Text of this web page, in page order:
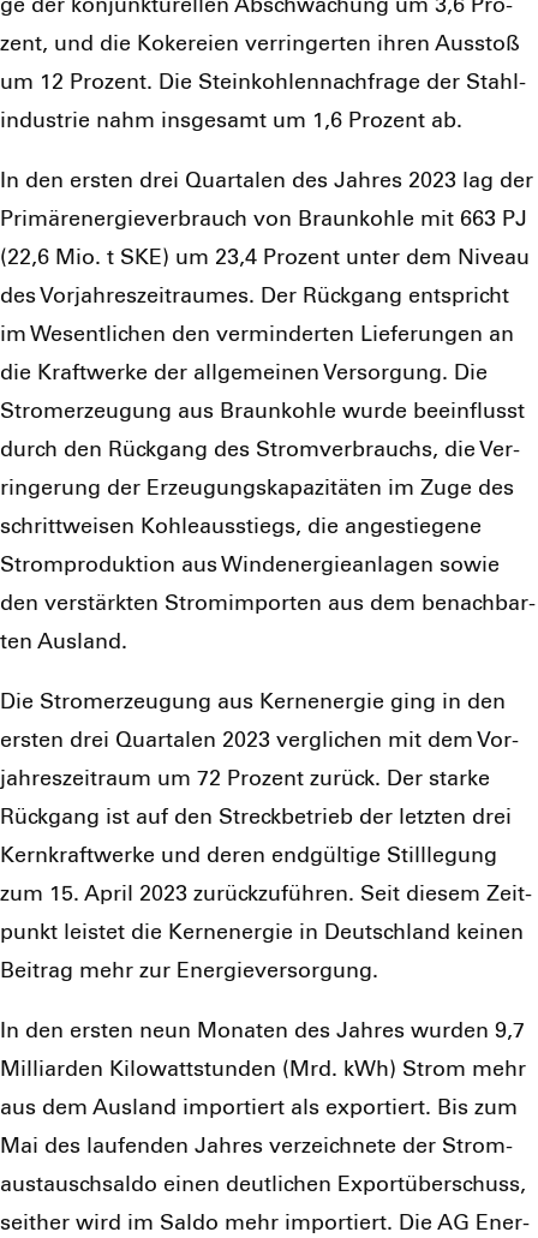
ge der kon­junk­tu­rel­len Abschwä­chung um 3,6 Pro­
zent, und die Koke­rei­en ver­rin­ger­ten ihren Aus­stoß
um 12 Pro­zent. Die Stein­koh­len­nach­fra­ge der Stahl­
in­dus­trie nahm ins­ge­samt um 1,6 Pro­zent ab.
In den ers­ten drei Quar­ta­len des Jah­res 2023 lag der
Pri­mär­ener­gie­ver­brauch von Braun­koh­le mit 663 PJ
(22,6 Mio. t SKE) um 23,4 Pro­zent unter dem Niveau
des Vor­jah­res­zeit­rau­mes. Der Rück­gang ent­spricht
im Wesent­li­chen den ver­min­der­ten Lie­fe­run­gen an
die Kraft­wer­ke der all­ge­mei­nen Ver­sor­gung. Die
Strom­erzeu­gung aus Braun­koh­le wur­de beein­flusst
durch den Rück­gang des Strom­ver­brauchs, die Ver­
rin­ge­rung der Erzeu­gungs­ka­pa­zi­tä­ten im Zuge des
schritt­wei­sen Koh­le­aus­stiegs, die ange­stie­ge­ne
Strom­pro­duk­ti­on aus Wind­ener­gie­an­la­gen sowie
den ver­stärk­ten Strom­im­por­ten aus dem benach­bar­
ten Aus­land.
Die Strom­erzeu­gung aus Kern­ener­gie ging in den
ers­ten drei Quar­ta­len 2023 ver­gli­chen mit dem Vor­
jah­res­zeit­raum um 72 Pro­zent zurück. Der star­ke
Rück­gang ist auf den Streck­be­trieb der letz­ten drei
Kern­kraft­wer­ke und deren end­gül­ti­ge Still­le­gung
zum 15. April 2023 zurück­zu­füh­ren. Seit die­sem Zeit­
punkt leis­tet die Kern­ener­gie in Deutsch­land kei­nen
Bei­trag mehr zur Ener­gie­ver­sor­gung.
In den ers­ten neun Mona­ten des Jah­res wur­den 9,7
Mil­li­ar­den Kilo­watt­stun­den (Mrd. kWh) Strom mehr
aus dem Aus­land impor­tiert als expor­tiert. Bis zum
Mai des lau­fen­den Jah­res ver­zeich­ne­te der Strom­
aus­tausch­sal­do einen deut­li­chen Export­über­schuss,
seit­her wird im Sal­do mehr impor­tiert. Die AG Ener­